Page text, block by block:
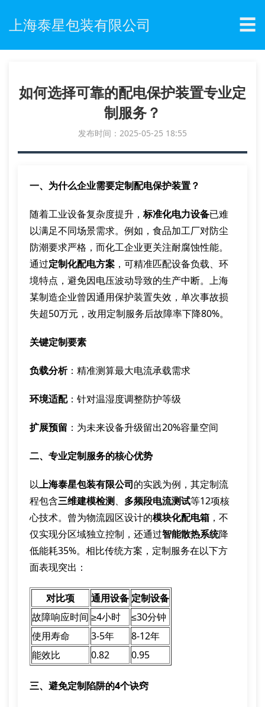
上海泰星包装有限公司 ☰
如何选择可靠的配电保护装置专业定
制服务？
发布时间：2025-05-25 18:55
一、为什么企业需要定制配电保护装置？
随着工业设备复杂度提升， 标准化电力设备已难
以满足不同场景需求。例如，食品加工厂对防尘
防潮要求严格，而化工企业更关注耐腐蚀性能。
通过定制化配电方案 ，可精准匹配设备负载、环
境特点，避免因电压波动导致的生产中断。上海
某制造企业曾因通用保护装置失效，单次事故损
失超50万元，改用定制服务后故障率下降80%。
关键定制要素
负载分析：精准测算最大电流承载需求
环境适配：针对温湿度调整防护等级
扩展预留 ：为未来设备升级留出20%容量空间
二、专业定制服务的核心优势
以上海泰星包装有限公司的实践为例，其定制流
程包含三维建模检测、 多频段电流测试等12项核
心技术。曾为物流园区设计的模块化配电箱 ，不
仅实现分区域独立控制，还通过智能散热系统降
低能耗35%。相比传统方案，定制服务在以下方
面表现突出：
对比项 通用设备 定制设备
故障响应时间 ≥4小时
≤30分钟
使用寿命
3-5年
8-12年
能效比
0.82 0.95
三、避免定制陷阱的4个诀窍